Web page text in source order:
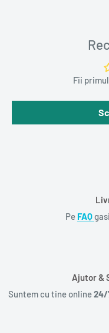
Fii
Pe FAQ
Ajutor &
Suntem cu tine online24/